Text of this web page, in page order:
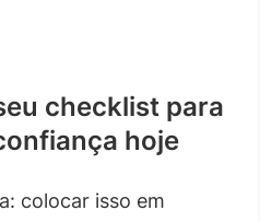
checklist para
hoje
colocar isso em